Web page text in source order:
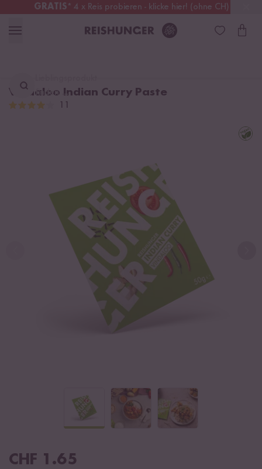
GRATIS* 4 x Reis probieren - klicke hier! (ohne CH)
Schweiz Alle Zölle & Steuern inklusive
finden ...
Vindaloo Indian Curry Paste
CHF 1.65